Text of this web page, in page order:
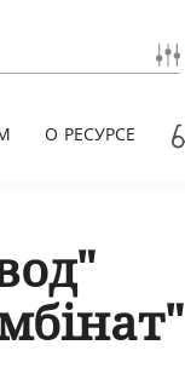
О РЕСУРСЕ